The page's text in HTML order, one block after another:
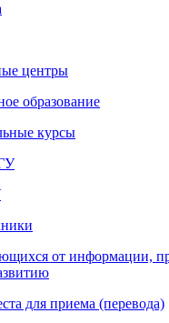
центры
образование
курсы
от информации,
для приема (перевода)